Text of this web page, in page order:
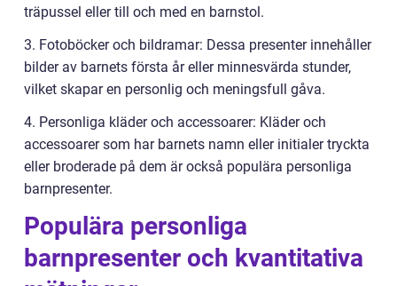
träpussel eller till och med en barnstol.
3. Fotoböcker och bildramar: Dessa presenter innehåller
bilder av barnets första år eller minnesvärda stunder,
vilket skapar en personlig och meningsfull gåva.
4. Personliga kläder och accessoarer: Kläder och
accessoarer som har barnets namn eller initialer tryckta
eller broderade på dem är också populära personliga
barnpresenter.
Populära personliga
barnpresenter och kvantitativa